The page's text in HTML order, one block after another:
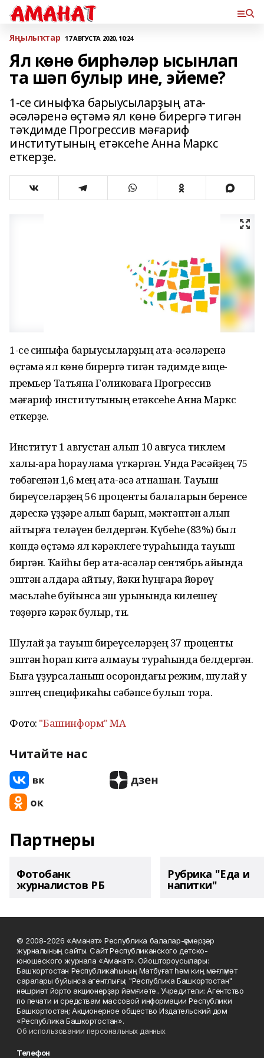
Яңылыҡтар 17 АВГУСТА 2020, 10:24
Ял көнө бирһәләр ысынлап
та шәп булыр ине, эйеме?
1-се синыфҡа барыусыларҙың ата-
әсәләренә өҫтәмә ял көнө бирергә тигән
тәҡдимде Прогрессив мәғариф
институтының етәксеһе Анна Маркс
еткерҙе.
1-се синыфҡа барыусыларҙың ата-әсәләренә
өҫтәмә ял көнө бирергә тигән тәҡдимде вице-
премьер Татьяна Голиковаға Прогрессив
мәғариф институтының етәксеһе Анна Маркс
еткерҙе.
Институт 1 августан алып 10 авгусҡа тиклем
халыҡ-ара һораулама үткәргән. Унда Рәсәйҙең 75
төбәгенән 1,6 мең ата-әсә ҡатнашҡан. Тауыш
биреүселәрҙең 56 проценты балаларын беренсе
дәрескә үҙҙәре алып барып, мәктәптән алып
ҡайтырға теләүен белдергән. Күбеһе (83%) был
көндә өҫтәмә ял кәрәклеге тураһында тауыш
биргән. Ҡайһы бер ата-әсәләр сентябрь айында
эштән алдараҡ ҡайтыу, йәки һуңғараҡ йөрөү
мәсьләһе буйынса эш урынында килешеү
төҙөргә кәрәк булыр, ти.
Шулай ҙа тауыш биреүселәрҙең 37 проценты
эштән һорап китә алмауы тураһында белдергән.
Быға үҙҡурсаланыш осорондағы режим, шулай уҡ
эштең спецификаһы сәбәпсе булып тора.
Фото: "Башинформ" МА
Читайте нас
Партнеры
Фотобанк
журналистов РБ
Рубрика "Еда и
напитки"
© 2008-2026 «Аманат» Республика балалар-үҫмерҙәр
журналының сайты. Сайт Республиканского детско-
юношеского журнала «Аманат». Ойоштороусылары:
Башҡортостан Республикаһының Матбуғат һәм киң мәғлүмәт
саралары буйынса агентлығы; "Республика Башкортостан"
нәшриәт йорто акционерҙар йәмғиәте.. Учредители: Агентство
по печати и средствам массовой информации Республики
Башкортостан; Акционерное общество Издательский дом
«Республика Башкортостан».
Об использовании персональных данных
Телефон